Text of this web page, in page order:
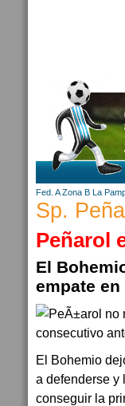
Fed. A Zona B La
Sp.
Peñarol
El
empate
El Bohemio
a defenderse y
conseguir la